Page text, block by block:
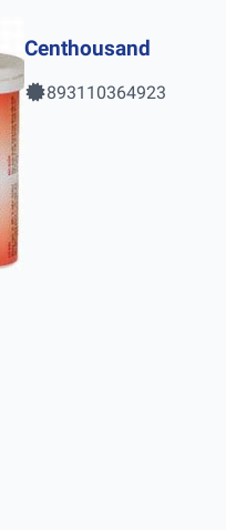
Centhousand
893110364923